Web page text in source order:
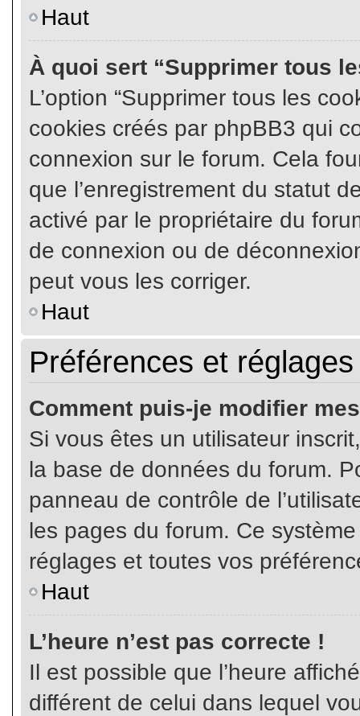
Haut
À quoi sert “Supprimer tous
L’option “Supprimer tous les
cookies créés par phpBB3 qui
connexion sur le forum. Cela
que l’enregistrement du statut
activé par le propriétaire du
de connexion ou de
peut vous les corriger.
Haut
Préférences et
Comment puis-je modifier
Si vous êtes un utilisateur
la base de données du forum.
panneau de contrôle de
les pages du forum. Ce
réglages et toutes vos
Haut
L’heure n’est pas correcte !
Il est possible que l’heure
différent de celui dans lequel